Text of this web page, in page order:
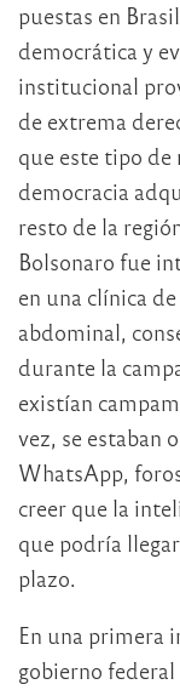
puestas en
democrática y
institucional
de extrema
que este tipo
democracia
resto de la
Bolsonaro fue
en una clínica
abdominal,
durante la
existían
vez, se estaban
WhatsApp,
creer que la
que podría
plazo.
En una primera
gobierno